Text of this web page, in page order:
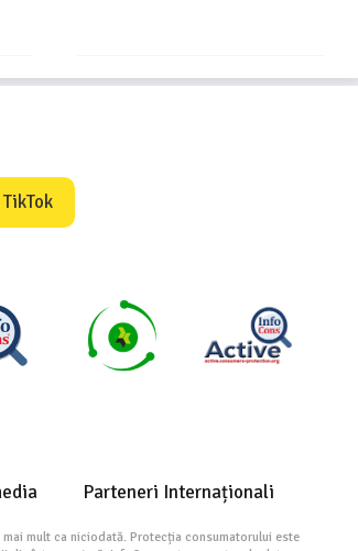
TikTok
Parteneri Internaționali
mult ca niciodată. Protecția consumatorului este